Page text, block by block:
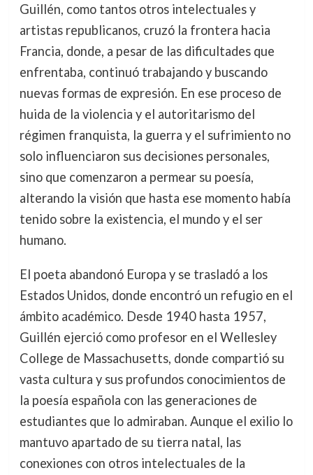
Guillén, como tantos otros intelectuales y
artistas republicanos, cruzó la frontera hacia
Francia, donde, a pesar de las dificultades que
enfrentaba, continuó trabajando y buscando
nuevas formas de expresión. En ese proceso de
huida de la violencia y el autoritarismo del
régimen franquista, la guerra y el sufrimiento no
solo influenciaron sus decisiones personales,
sino que comenzaron a permear su poesía,
alterando la visión que hasta ese momento había
tenido sobre la existencia, el mundo y el ser
humano.
El poeta abandonó Europa y se trasladó a los
Estados Unidos, donde encontró un refugio en el
ámbito académico. Desde 1940 hasta 1957,
Guillén ejerció como profesor en el Wellesley
College de Massachusetts, donde compartió su
vasta cultura y sus profundos conocimientos de
la poesía española con las generaciones de
estudiantes que lo admiraban. Aunque el exilio lo
mantuvo apartado de su tierra natal, las
conexiones con otros intelectuales de la